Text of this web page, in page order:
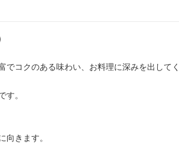
でコクのある味わい、お料理に深みを出して
す。
向きます。